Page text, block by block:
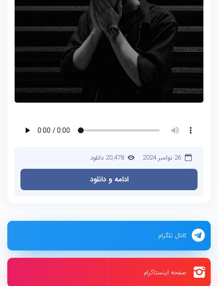
26 نوامبر 2024 20,478 دانلود
ادامه و دانلود
کانال تلگرام
صفحه اینستاگرام